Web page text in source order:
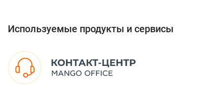
Используемые продукты и сервисы